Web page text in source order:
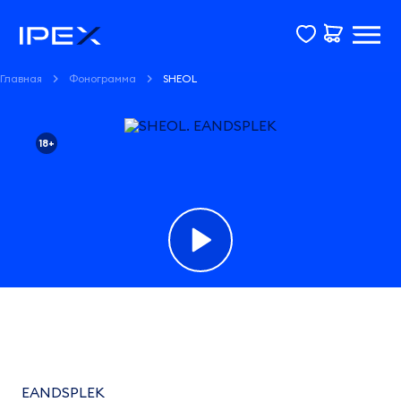
Главная Фонограмма SHEOL
18+
EANDSPLEK
EANDSPLEK